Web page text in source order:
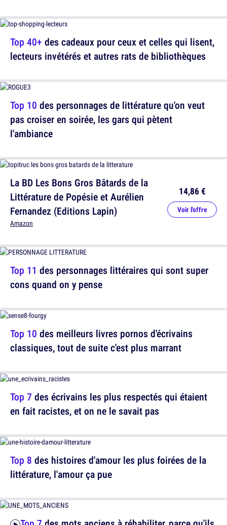
Top 40+ des cadeaux pour ceux et celles qui lisent,
lecteurs invétérés et autres rats de bibliothèques
La BD Les Bons Gros Bâtards de la
Littérature de Popésie et Aurélien
Fernandez (Editions Lapin)
Amazon
14,86 €
Voir l'offre
Top 10 des meilleurs livres pornos d'écrivains
classiques, tout de suite c'est plus marrant
Top 8 des histoires d'amour les plus foirées de la
littérature, l'amour ça pue
Top 10 des personnages de littérature qu'on veut
pas croiser en soirée, les gars qui pètent
l'ambiance
Top 11 des personnages littéraires qui sont super
cons quand on y pense
Top 7 des écrivains les plus respectés qui étaient
en fait racistes, et on ne le savait pas